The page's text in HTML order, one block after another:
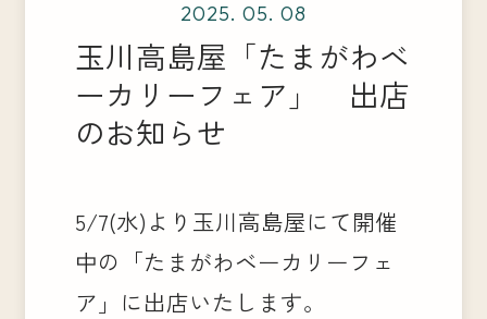
お知らせ
店舗一覧
2025. 05. 08
玉川高島屋「たまがわベ
ーカリーフェア」 出店
のお知らせ
5/7(水)より玉川高島屋にて開催
中の「たまがわベーカリーフェ
ア」に出店いたします。